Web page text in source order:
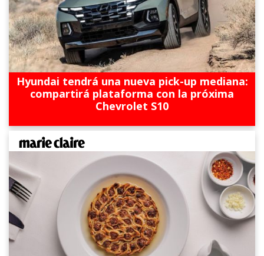
Hyundai tendrá una nueva pick-up mediana:
compartirá plataforma con la próxima
Chevrolet S10